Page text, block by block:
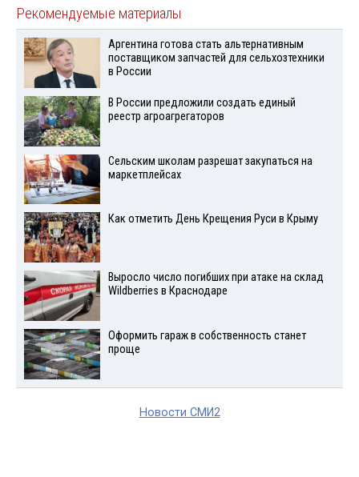
Рекомендуемые материалы
Аргентина готова стать альтернативным
поставщиком запчастей для сельхозтехники
в России
В России предложили создать единый
реестр агроагрегаторов
Сельским школам разрешат закупаться на
маркетплейсах
Как отметить День Крещения Руси в Крыму
Выросло число погибших при атаке на склад
Wildberries в Краснодаре
Оформить гараж в собственность станет
проще
Новости СМИ2